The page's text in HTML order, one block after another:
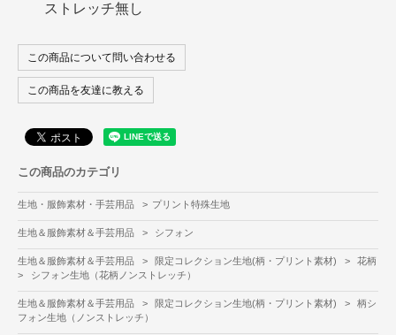
ストレッチ無し
この商品について問い合わせる
この商品を友達に教える
この商品のカテゴリ
生地・服飾素材・手芸用品 > プリント特殊生地
生地＆服飾素材＆手芸用品 > シフォン
生地＆服飾素材＆手芸用品 > 限定コレクション生地(柄・プリント素材) >
花柄
>
シフォン生地（花柄ノンストレッチ）
生地＆服飾素材＆手芸用品 > 限定コレクション生地(柄・プリント素材) >
柄シ
フォン生地（ノンストレッチ）